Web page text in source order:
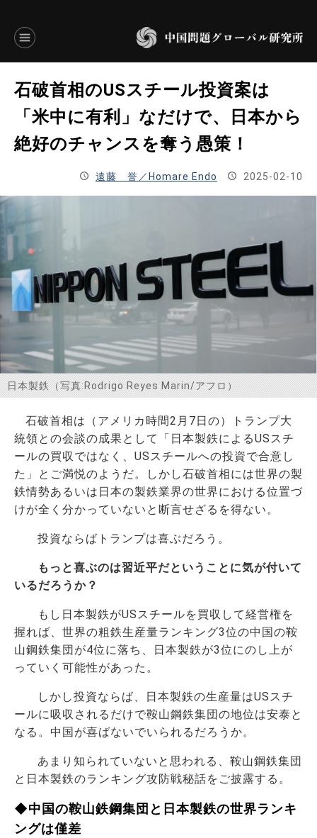
言語別アーカイブ
ENGLISH
JAPANESE
研究所概要
設立趣意書
お問い合わせ
石破首相のUSスチール投資案は
「米中に有利」なだけで、日本から
絶好のチャンスを奪う愚策！
遠藤 誉／Homare Endo 2025-02-10
日本製鉄（写真:Rodrigo Reyes Marin/アフロ）
石破首相は（アメリカ時間2月7日の）トランプ大
統領との会談の成果として「日本製鉄によるUSスチ
ールの買収ではなく、USスチールへの投資で合意し
た」とご満悦のようだ。しかし石破首相には世界の製
鉄情勢あるいは日本の製鉄業界の世界における位置づ
けが全く分かっていないと断言せざるを得ない。
投資ならばトランプは喜ぶだろう。
もっと喜ぶのは習近平だということに気が付いて
いるだろうか？
もし日本製鉄がUSスチールを買収して経営権を
握れば、世界の粗鉄生産量ランキング3位の中国の鞍
山鋼鉄集団が4位に落ち、日本製鉄が3位にのし上が
っていく可能性があった。
しかし投資ならば、日本製鉄の生産量はUSスチ
ールに吸収されるだけで鞍山鋼鉄集団の地位は安泰と
なる。中国が喜ばないでいられるだろうか。
あまり知られていないと思われる、鞍山鋼鉄集団
と日本製鉄のランキング攻防戦秘話をご披露する。
◆中国の鞍山鉄鋼集団と日本製鉄の世界ランキ
ングは僅差